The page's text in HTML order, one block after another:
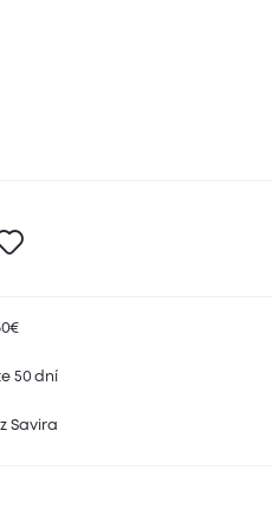
50 dní
Savira